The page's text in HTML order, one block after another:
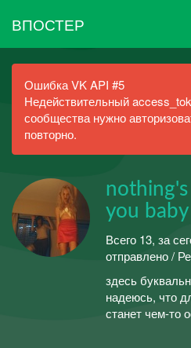
ВПОСТЕР
Ошибка VK API #5
Недействительный
сообщества нужно
повторно.
you baby
Всего 13, за
отправлено /
здесь
надеюсь, что
станет чем-то